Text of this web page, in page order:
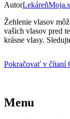
Autor
Žehlenie vlasov
vašich vlasov pred
krásne vlasy.
Pokračovať v čítaní
Menu